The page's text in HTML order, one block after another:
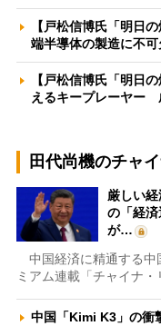
【戸松信博氏「明日
端半導体の製造に不
【戸松信博氏「明日
えるキープレーヤー
田代尚機のチャ
厳しい
の「経
が…
中国経済に精通する中
ミアム連載「チャイナ
中国「Kimi K3」の衝